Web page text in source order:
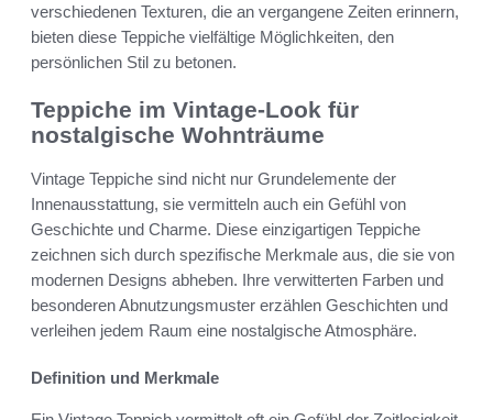
verschiedenen Texturen, die an vergangene Zeiten erinnern,
bieten diese Teppiche vielfältige Möglichkeiten, den
persönlichen Stil zu betonen.
Teppiche im Vintage-Look für
nostalgische Wohnträume
Vintage Teppiche sind nicht nur Grundelemente der
Innenausstattung, sie vermitteln auch ein Gefühl von
Geschichte und Charme. Diese einzigartigen Teppiche
zeichnen sich durch spezifische Merkmale aus, die sie von
modernen Designs abheben. Ihre verwitterten Farben und
besonderen Abnutzungsmuster erzählen Geschichten und
verleihen jedem Raum eine nostalgische Atmosphäre.
Definition und Merkmale